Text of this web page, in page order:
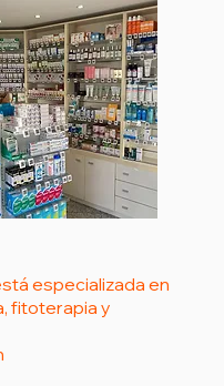
especializada en
fitoterapia y